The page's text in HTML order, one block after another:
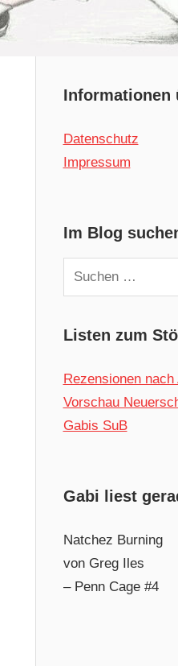
Informationen
Datenschutz
Impressum
Im Blog
Suchen
nach:
Listen zum
Rezensionen
Vorschau
Gabis SuB
Gabi liest
Natchez Burning
von Greg Iles
– Penn Cage #4